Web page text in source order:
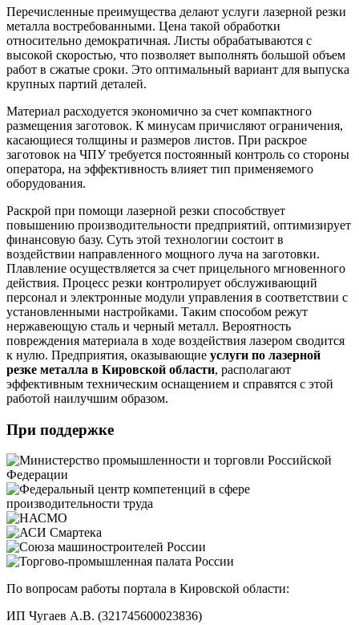
Перечисленные преимущества делают услуги лазерной резки
металла востребованными. Цена такой обработки
относительно демократичная. Листы обрабатываются с
высокой скоростью, что позволяет выполнять большой объем
работ в сжатые сроки. Это оптимальный вариант для выпуска
крупных партий деталей.
Материал расходуется экономично за счет компактного
размещения заготовок. К минусам причисляют ограничения,
касающиеся толщины и размеров листов. При раскрое
заготовок на ЧПУ требуется постоянный контроль со стороны
оператора, на эффективность влияет тип применяемого
оборудования.
Раскрой при помощи лазерной резки способствует
повышению производительности предприятий, оптимизирует
финансовую базу. Суть этой технологии состоит в
воздействии направленного мощного луча на заготовки.
Плавление осуществляется за счет прицельного мгновенного
действия. Процесс резки контролирует обслуживающий
персонал и электронные модули управления в соответствии с
установленными настройками. Таким способом режут
нержавеющую сталь и черный металл. Вероятность
повреждения материала в ходе воздействия лазером сводится
к нулю. Предприятия, оказывающие услуги по лазерной
резке металла в Кировской области, располагают
эффективным техническим оснащением и справятся с этой
работой наилучшим образом.
При поддержке
По вопросам работы портала в Кировской области:
ИП Чугаев А.В. (321745600023836)